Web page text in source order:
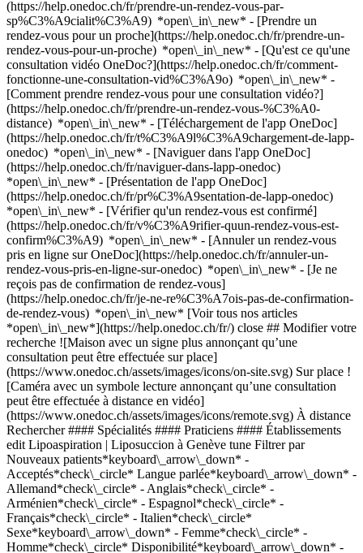
(https://help.onedoc.ch/fr/prendre-un-rendez-vous-par-
sp%C3%A9cialit%C3%A9) *open\_in\_new* - [Prendre un
rendez-vous pour un proche](https://help.onedoc.ch/fr/prendre-un-
rendez-vous-pour-un-proche) *open\_in\_new* - [Qu'est ce qu'une
consultation vidéo OneDoc?](https://help.onedoc.ch/fr/comment-
fonctionne-une-consultation-vid%C3%A9o) *open\_in\_new* -
[Comment prendre rendez-vous pour une consultation vidéo?]
(https://help.onedoc.ch/fr/prendre-un-rendez-vous-%C3%A0-
distance) *open\_in\_new* - [Téléchargement de l'app OneDoc]
(https://help.onedoc.ch/fr/t%C3%A9l%C3%A9chargement-de-lapp-
onedoc) *open\_in\_new* - [Naviguer dans l'app OneDoc]
(https://help.onedoc.ch/fr/naviguer-dans-lapp-onedoc)
*open\_in\_new* - [Présentation de l'app OneDoc]
(https://help.onedoc.ch/fr/pr%C3%A9sentation-de-lapp-onedoc)
*open\_in\_new* - [Vérifier qu'un rendez-vous est confirmé](https://help.onedoc.ch/fr/v%C3%A9rifier-quun-rendez-vous-est-confirm%C3%A9) *open\_in\_new* - [Annuler un rendez-vous pris en ligne sur OneDoc](https://help.onedoc.ch/fr/annuler-un-rendez-vous-pris-en-ligne-sur-onedoc) *open\_in\_new* - [Je ne reçois pas de confirmation de rendez-vous](https://help.onedoc.ch/fr/je-ne-re%C3%A7ois-pas-de-confirmation-de-rendez-vous) *open\_in\_new* [Voir tous nos articles *open\_in\_new*](https://help.onedoc.ch/fr/) close ## Modifier votre recherche ![Maison avec un signe plus annonçant qu’une consultation peut être effectuée sur place](https://www.onedoc.ch/assets/images/icons/on-site.svg) Sur place ![Caméra avec un symbole lecture annonçant qu’une consultation peut être effectuée à distance en vidéo](https://www.onedoc.ch/assets/images/icons/remote.svg) À distance Rechercher #### Spécialités #### Praticiens #### Établissements edit Lipoaspiration | Liposuccion à Genève tune Filtrer par Nouveaux patients*keyboard\_arrow\_down* - Acceptés*check\_circle* Langue parlée*keyboard\_arrow\_down* - Allemand*check\_circle* - Anglais*check\_circle* - Arménien*check\_circle* - Espagnol*check\_circle* - Français*check\_circle* - Italien*check\_circle* Sexe*keyboard\_arrow\_down* - Femme*check\_circle* - Homme*check\_circle* Disponibilité*keyboard\_arrow\_down* - Disponible aujourdhui*check\_circle* - Dans les 3 prochains jours*check\_circle* - Dans les 7 prochains jours*check\_circle* - Dans les 14 prochains jours*check\_circle* # __Lipoaspiration | Liposuccion__ à __Genève__: prenez rendez-vous en ligne aujourd'hui ## 17 résultats à Genève [![Dr. Amélie Klein, chirurgienne plasticien et esthétique à Genève](https://assets.onedoc.ch/images/users/d7d7af6554adb0004785ed97915b33aab7b049af2c8c30b89d61139a114b6141-small.png "Dr. Amélie Klein, chirurgienne plasticien et esthétique à Genève")](https://www.onedoc.ch/fr/chirurgienne-plasticien-et-esthetique/geneve/pc3ee/dr-amelie-klein) ### [Dr. Amélie Klein](https://www.onedoc.ch/fr/chirurgienne-plasticien-et-esthetique/geneve/pc3ee/dr-amelie-klein) ![Badge indiquant un profil vérifié](https://www.onedoc.ch/assets/images/icons/checkmark.svg) [Chirurgienne plasticien et esthétique](https://www.onedoc.ch/fr/chirurgien-plasticien-et-esthetique/geneve) Aesthetics Clinic Genève (Rhône) - Amélie Klein Rue du Rhône 17 1204 Genève ![Icône caméra avec un symbole lecture annonçant que le professionnel de santé propose des consultations vidéo](https://www.onedoc.ch/assets/images/icons/video-consultations.svg)Consultations vidéo disponibles ![Icône patient avec un signe plus annonçant que le professionnel accepte de nouveaux patients](https://www.onedoc.ch/assets/images/icons/new-patients.svg)Accepte les nouveaux patients [Réserver un RDV](https://www.onedoc.ch/fr/chirurgienne-plasticien-et-esthetique/geneve/pc3ee/dr-amelie-klein) Expertises: Lipoaspiration | Liposuccion, [Ablation grain de beauté](https://www.onedoc.ch/fr/ablation-grain-de-beaute/geneve), [Lipofilling | Lipostructure](https://www.onedoc.ch/fr/lipofilling-lipostructure/geneve), [Abdominoplastie | Chirurgie abdominale](https://www.onedoc.ch/fr/abdominoplastie-chirurgie-abdominale/geneve), [Blépharoplastie | Chirurgie des paupières](https://www.onedoc.ch/fr/blepharoplastie-chirurgie-des-paupieres/geneve), [Lifting visage](https://www.onedoc.ch/fr/lifting-visage/geneve), [Injection de toxine botulique](https://www.onedoc.ch/fr/injection-de-toxine-botulique/geneve), [Injection d'acide hyaluronique](https://www.onedoc.ch/fr/injection-d-acide-hyaluronique/geneve), [Injection de plasma riche en plaquettes | PRP | Vampire Lift](https://www.onedoc.ch/fr/injection-de-plasma-riche-en-plaquettes-prp-vampire-lift/geneve), [Lipœdème | Lipoedème](https://www.onedoc.ch/fr/lip%C5%93deme-lipoedeme/geneve)Voir plus *chevron\_left* lun. 03 août *chevron\_right* Voir plus de rendez-vous *error\_outline* Une erreur s'est produite lors du chargement des disponibilités [Réessayer](https://www.onedoc.ch) Expertises: Lipoaspiration | Liposuccion, [Ablation grain de beauté](https://www.onedoc.ch/fr/ablation-grain-de-beaute/geneve), [Lipofilling | Lipostructure](https://www.onedoc.ch/fr/lipofilling-lipostructure/geneve), [Abdominoplastie | Chirurgie abdominale](https://www.onedoc.ch/fr/abdominoplastie-chirurgie-abdominale/geneve), [Blépharoplastie | Chirurgie des paupières](https://www.onedoc.ch/fr/blepharoplastie-chirurgie-des-paupieres/geneve), [Lifting visage](https://www.onedoc.ch/fr/lifting-visage/geneve), [Injection de toxine botulique](https://www.onedoc.ch/fr/injection-de-toxine-botulique/geneve), [Injection d'acide hyaluronique](https://www.onedoc.ch/fr/injection-d-acide-hyaluronique/geneve), [Injection de plasma riche en plaquettes | PRP | Vampire Lift](https://www.onedoc.ch/fr/injection-de-plasma-riche-en-plaquettes-prp-vampire-lift/geneve), [Lipœdème | Lipoedème](https://www.onedoc.ch/fr/lip%C5%93deme-lipoedeme/geneve)Voir plus [![Dr. Badwi ELIAS, chirurgien plasticien et esthétique à Genève](https://assets.onedoc.ch/images/users/334115d35f8f93e0d146c513245efa1f2477f09f1d487ce66616a0d53e94e63c-small.jpg "Dr. Badwi ELIAS, chirurgien plasticien et esthétique à Genève")](https://www.onedoc.ch/fr/chirurgien-plasticien-et-esthetique/geneve/ptq/dr-badwi-elias) ### [Dr. Badwi ELIAS](https://www.onedoc.ch/fr/chirurgien-plasticien-et-esthetique/geneve/ptq/dr-badwi-elias) ![Badge indiquant un profil vérifié](https://www.onedoc.ch/assets/images/icons/checkmark.svg) [Chirurgien plasticien et esthétique](https://www.onedoc.ch/fr/chirurgien-plasticien-et-esthetique/geneve) Genève - Plastic, Aesthetic & Reconstructive Surgery Route de Florissant 112 1206 Genève ![Icône patient avec un signe plus annonçant que le professionnel accepte de nouveaux patients](https://www.onedoc.ch/assets/images/icons/new-patients.svg)Accepte les nouveaux patients [Réserver un RDV](https://www.onedoc.ch/fr/chirurgien-plasticien-et-esthetique/geneve/ptq/dr-badwi-elias) Expertises: Lipoaspiration | Liposuccion, [Lifting visage](https://www.onedoc.ch/fr/lifting-visage/geneve), [Blépharoplastie | Chirurgie des paupières](https://www.onedoc.ch/fr/blepharoplastie-chirurgie-des-paupieres/geneve), [Rhinoplastie | Chirurgie du nez](https://www.onedoc.ch/fr/rhinoplastie-chirurgie-du-nez/geneve), [Implant mammaire | Augmentation mammaire](https://www.onedoc.ch/fr/implant-mammaire-augmentation-mammaire/geneve), [Abdominoplastie | Chirurgie abdominale](https://www.onedoc.ch/fr/abdominoplastie-chirurgie-abdominale/geneve), [Injection de toxine botulique](https://www.onedoc.ch/fr/injection-de-toxine-botulique/geneve), [Injection d'acide hyaluronique](https://www.onedoc.ch/fr/injection-d-acide-hyaluronique/geneve), [Injection de plasma riche en plaquettes | PRP | Vampire Lift](https://www.onedoc.ch/fr/injection-de-plasma-riche-en-plaquettes-prp-vampire-lift/geneve)Voir plus *chevron\_left* lun. 03 août *chevron\_right* Voir plus de rendez-vous *error\_outline* Une erreur s'est produite lors du chargement des disponibilités [Réessayer](https://www.onedoc.ch) Expertises: Lipoaspiration | Liposuccion, [Lifting visage](https://www.onedoc.ch/fr/lifting-visage/geneve), [Blépharoplastie | Chirurgie des paupières](https://www.onedoc.ch/fr/blepharoplastie-chirurgie-des-paupieres/geneve), [Rhinoplastie | Chirurgie du nez](https://www.onedoc.ch/fr/rhinoplastie-chirurgie-du-nez/geneve), [Implant mammaire | Augmentation mammaire](https://www.onedoc.ch/fr/implant-mammaire-augmentation-mammaire/geneve), [Abdominoplastie | Chirurgie abdominale](https://www.onedoc.ch/fr/abdominoplastie-chirurgie-abdominale/geneve), [Injection de toxine botulique](https://www.onedoc.ch/fr/injection-de-toxine-botulique/geneve), [Injection d'acide hyaluronique](https://www.onedoc.ch/fr/injection-d-acide-hyaluronique/geneve), [Injection de plasma riche en plaquettes | PRP | Vampire Lift](https://www.onedoc.ch/fr/injection-de-plasma-riche-en-plaquettes-prp-vampire-lift/geneve)Voir plus [![Dr. Daniel Haselbach - Genève, chirurgien plasticien et esthétique à Genève](https://assets.onedoc.ch/images/users/4c154779b31a4e511759fd6b7da5d9e2ad74cc82e4aa2fb4063b1585b0241ab1-small.jpg "Dr. Daniel Haselbach - Genève, chirurgien plasticien et esthétique à Genève")](https://www.onedoc.ch/fr/chirurgien-plasticien-et-esthetique/geneve/pxuw/dr-daniel-haselbach-geneve) ### [Dr. Daniel Haselbach - Genève](https://www.onedoc.ch/fr/chirurgien-plasticien-et-esthetique/geneve/pxuw/dr-daniel-haselbach-geneve) ![Badge indiquant un profil vérifié](https://www.onedoc.ch/assets/images/icons/checkmark.svg) [Chirurgien plasticien et esthétique](https://www.onedoc.ch/fr/chirurgien-plasticien-et-esthetique/geneve) [Leman Aesthetic Clinic Genève](https://www.onedoc.ch/fr/cabinet-medical/geneve/ec03/leman-aesthetic-clinic-geneve) Place des Eaux-Vives 6 1207 Genève ![Icône patient avec un signe plus annonçant que le professionnel accepte de nouveaux patients](https://www.onedoc.ch/assets/images/icons/new-patients.svg)Accepte les nouveaux patients [Réserver un RDV](https://www.onedoc.ch/fr/chirurgien-plasticien-et-esthetique/geneve/pxuw/dr-daniel-haselbach-geneve) Expertises: Lipoaspiration | Liposuccion, [Médecine morphologique et anti-âge](https://www.onedoc.ch/fr/medecine-morphologique-et-anti-age/geneve), [Implant mammaire | Augmentation mammaire](https://www.onedoc.ch/fr/implant-mammaire-augmentation-mammaire/geneve), [Injection de toxine botulique](https://www.onedoc.ch/fr/injection-de-toxine-botulique/geneve), [Injection d'acide hyaluronique](https://www.onedoc.ch/fr/injection-d-acide-hyaluronique/geneve), [Peeling](https://www.onedoc.ch/fr/peeling/geneve), [Rhinoplastie | Chirurgie du nez](https://www.onedoc.ch/fr/rhinoplastie-chirurgie-du-nez/geneve), [Lipofilling | Lipostructure](https://www.onedoc.ch/fr/lipofilling-lipostructure/geneve), [Traitement anti-rides](https://www.onedoc.ch/fr/traitement-an